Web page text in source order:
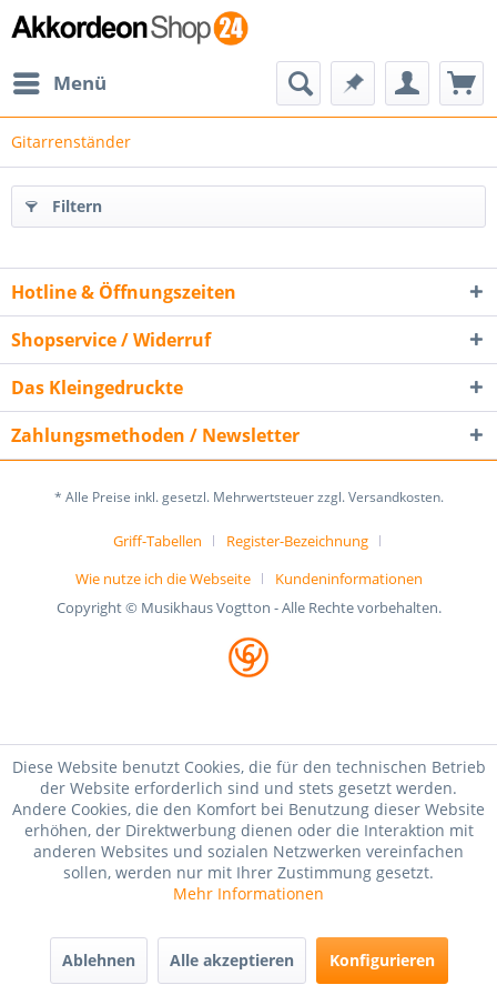
Menü
Gitarrenständer
Filtern
Hotline & Öffnungszeiten
Shopservice / Widerruf
Das Kleingedruckte
Zahlungsmethoden / Newsletter
* Alle Preise inkl. gesetzl. Mehrwertsteuer zzgl. Versandkosten.
Griff-Tabellen
Register-Bezeichnung
Wie nutze ich die Webseite
Kundeninformationen
Copyright © Musikhaus Vogtton - Alle Rechte vorbehalten.
Diese Website benutzt Cookies, die für den technischen Betrieb
der Website erforderlich sind und stets gesetzt werden.
Andere Cookies, die den Komfort bei Benutzung dieser Website
erhöhen, der Direktwerbung dienen oder die Interaktion mit
anderen Websites und sozialen Netzwerken vereinfachen
sollen, werden nur mit Ihrer Zustimmung gesetzt.
Mehr Informationen
Ablehnen Alle akzeptieren Konfigurieren